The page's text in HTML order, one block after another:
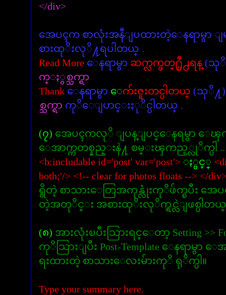
</div>
အေပၚက စာလုံးအနီျပထားတဲ့ေနရာမွာ
စားထုိးလုိ႔ရပါတယ္ .
Read More ေနရာမွာ ဆက္လက္ဖတ္႐ွဳ႕ရန္ (သုိ
က္ႏွစ္သက္ရာ
Thank ေနရာမွာ ေက်းဇူးတင္ပါတယ္ (သုိ႔)
စ္သက္ရာ ကုိေျပာင္းႏုိင္ပါတယ္ .
(၇) အေပၚကလုိ ျပန္ျပင္ေနရမွာ ေၾ
ေအာက္ကတစ္နည္းနဲ႔ စမ္းၾကည့္လုိက္ပါ ..
<b:includable id='post' var='post'> ႏွင့္
both;'/> <!-- clear for photos floats --> </
ရွိတဲ့ စာသားေတြအကုန္လုံးကုိဖ်က္ၿပီး အေ
တဲ့အတုိင္း အစားထုိးလုိက္ရင္လဲျဖစ္ပါတယ္
(၈) အားလုံးၿပီးသြားရင္ေတာ့ Setting >>
ကုိသြားျပီး Post-Template ေနရာမွာ ေ
ရးထားတဲ့ စာသားေလးမ်ားကုိ ရုိက္ပါ။
Type your summary here.